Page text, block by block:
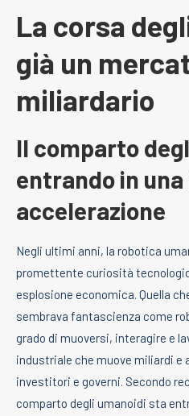
La corsa
già un
miliardario
Il comparto
entrando in
accelerazione
Negli ultimi anni, la robotica
promettente curiosità
esplosione economica. Quella
sembrava fantascienza come
grado di muoversi, interagire e
industriale che muove miliardi e
investitori e governi. Secondo
comparto degli umanoidi sta